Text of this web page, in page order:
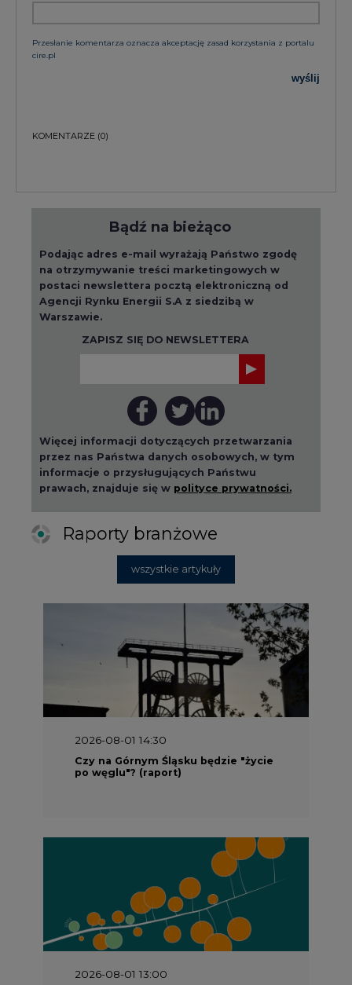
Przesłanie komentarza oznacza akceptację zasad korzystania z portalu
cire.pl
wyślij
KOMENTARZE (0)
Bądź na bieżąco
Podając adres e-mail wyrażają Państwo zgodę
na otrzymywanie treści marketingowych w
postaci newslettera pocztą elektroniczną od
Agencji Rynku Energii S.A z siedzibą w
Warszawie.
ZAPISZ SIĘ DO NEWSLETTERA
Więcej informacji dotyczących przetwarzania
przez nas Państwa danych osobowych, w tym
informacje o przysługujących Państwu
prawach, znajduje się w polityce prywatności.
Raporty branżowe
wszystkie artykuły
2026-08-01 14:30
Czy na Górnym Śląsku będzie "życie
po węglu"? (raport)
2026-08-01 13:00